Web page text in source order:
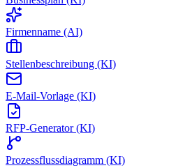
Firmenname (AI)
Stellenbeschreibung (KI)
E-Mail-Vorlage (KI)
RFP-Generator (KI)
Prozessflussdiagramm (KI)